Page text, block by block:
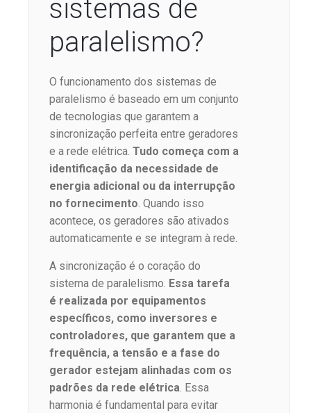
sistemas de
paralelismo?
O funcionamento dos sistemas de
paralelismo é baseado em um conjunto
de tecnologias que garantem a
sincronização perfeita entre geradores
e a rede elétrica. Tudo começa com a
identificação da necessidade de
energia adicional ou da interrupção
no fornecimento. Quando isso
acontece, os geradores são ativados
automaticamente e se integram à rede.
A sincronização é o coração do
sistema de paralelismo. Essa tarefa
é realizada por equipamentos
específicos, como inversores e
controladores, que garantem que a
frequência, a tensão e a fase do
gerador estejam alinhadas com os
padrões da rede elétrica. Essa
harmonia é fundamental para evitar